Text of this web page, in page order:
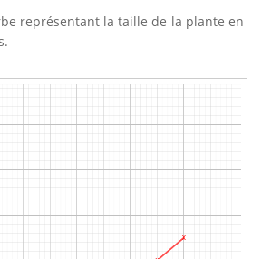
représentant la taille de la plante en